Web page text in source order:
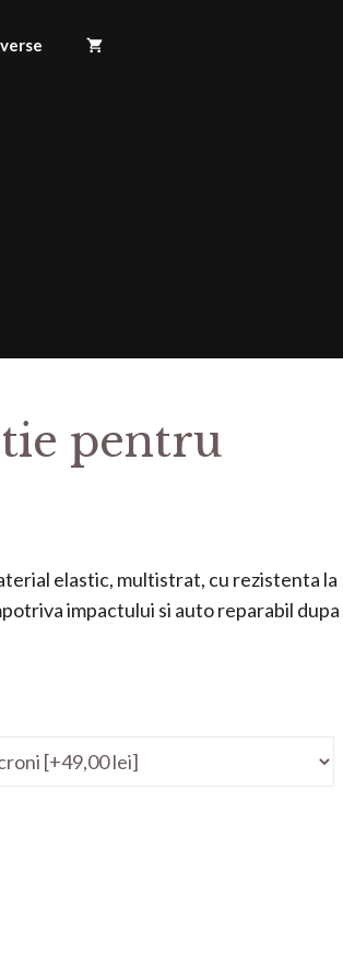
pentru
elastic, multistrat, cu rezistenta la
impactului si auto reparabil dupa